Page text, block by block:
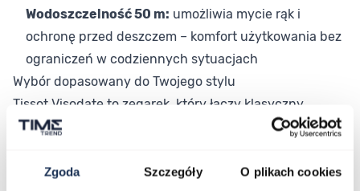
Zgoda Szczegóły O plikach cookies
Wodoszczelność 50 m: umożliwia mycie rąk i
ochronę przed deszczem – komfort użytkowania bez
ograniczeń w codziennych sytuacjach
Wybór dopasowany do Twojego stylu
Tissot Visodate to zegarek, który łączy klasyczny
design z solidnością mechanizmu automatycznego,
sprawdzonej szwajcarskiej jakości w przystępnej cenie.